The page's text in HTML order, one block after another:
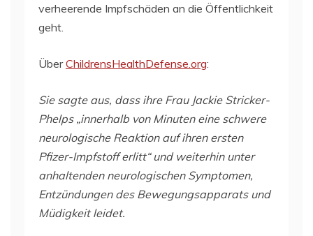
verheerende Impfschäden an die Öffentlichkeit
geht.
ÜberChildrensHealthDefense.org:
Sie sagte aus, dass ihre Frau Jackie Stricker-
Phelps „innerhalb von Minuten eine schwere
neurologische Reaktion auf ihren ersten
Pfizer-Impfstoff erlitt“ und weiterhin unter
anhaltenden neurologischen Symptomen,
Entzündungen des Bewegungsapparats und
Müdigkeit leidet.